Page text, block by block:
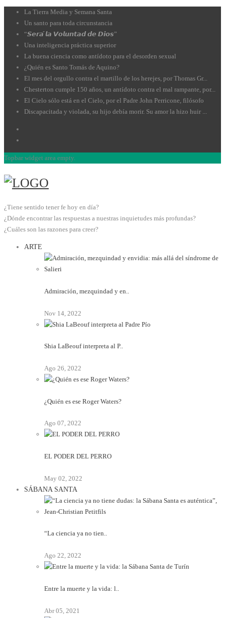
La Tierra Media y Semana Santa
Un santo para toda circunstancia
“𝙎𝙚𝙧𝙖́ 𝙡𝙖 𝙑𝙤𝙡𝙪𝙣𝙩𝙖𝙙 𝙙𝙚 𝘿𝙞𝙤𝙨”
Una inteligencia práctica superior
La buena ciencia como antídoto para el desorden sexual
¿Quién es Santo Tomás de Aquino?
El mes del orgullo contra el martillo de los herejes, por Thomas Gr...
Chesterton cumple 150 años, un antídoto contra el mal rampante, por...
El Cielo sólo está en el Cielo, por el Padre John Perricone, filósofo
Discapacitada y violada, su hijo debía morir. Su amor la hizo huir ...
Topbar widget area empty.
¿Tiene sentido tener fe hoy en día?
¿Dónde encontrar las respuestas a nuestras inquietudes más profundas?
¿Cuáles son las razones para creer?
ARTE
Admiración, mezquindad y en..
Nov 14, 2022
Shia LaBeouf interpreta al P..
Ago 26, 2022
¿Quién es ese Roger Waters?
Ago 07, 2022
EL PODER DEL PERRO
May 02, 2022
SÁBANA SANTA
“La ciencia ya no tien..
Ago 22, 2022
Entre la muerte y la vida: l..
Abr 05, 2021